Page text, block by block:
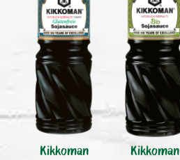
Kikkoman
Kikkoman